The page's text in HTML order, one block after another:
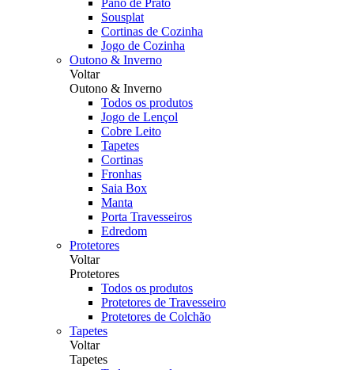
Pano de Prato
Sousplat
Cortinas de Cozinha
Jogo de Cozinha
Outono & Inverno
Voltar
Outono & Inverno
Todos os produtos
Jogo de Lençol
Cobre Leito
Tapetes
Cortinas
Fronhas
Saia Box
Manta
Porta Travesseiros
Edredom
Protetores
Voltar
Protetores
Todos os produtos
Protetores de Travesseiro
Protetores de Colchão
Tapetes
Voltar
Tapetes